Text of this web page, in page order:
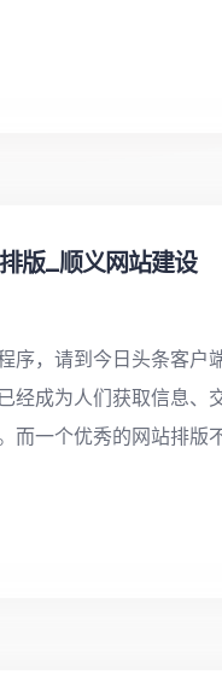
版_顺义网站建设
序，请到今日头条客户
经成为人们获取信息、
而一个优秀的网站排版